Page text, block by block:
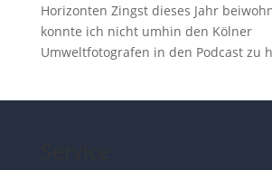
Horizonten Zingst dieses Jahr
konnte ich nicht umhin den Kölner
Umweltfotografen in den Podcast zu